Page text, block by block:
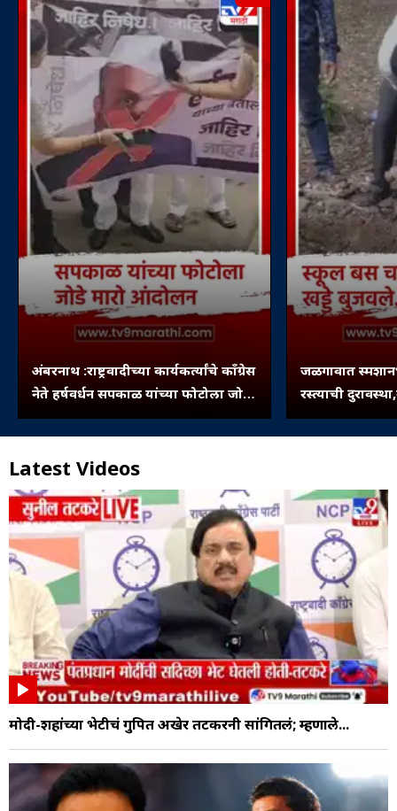
अंबरनाथ :राष्ट्रवादीच्या कार्यकर्त्यांचे काँग्रेस
नेते हर्षवर्धन सपकाळ यांच्या फोटोला जोडे
मारो आंदोलन
जळगावात
रस्त्याची
बुजवले...
Latest Videos
मोदी-शहांच्या भेटीचं गुपित अखेर तटकरेंनी सांगितलं; म्हणाले...